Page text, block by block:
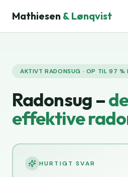
Mathiesen & Lønqvist
AKTIVT RADONSUG · OP TIL 97 %
Radonsug –
effektive
HURTIGT SVAR